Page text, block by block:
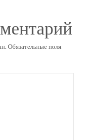
Обязательные поля